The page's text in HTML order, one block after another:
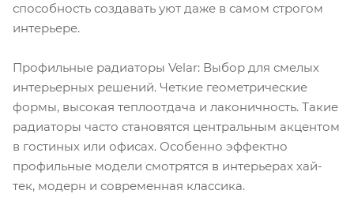
способность создавать уют даже в самом строгом
интерьере.
Профильные радиаторы Velar: Выбор для смелых
интерьерных решений. Четкие геометрические
формы, высокая теплоотдача и лаконичность. Такие
радиаторы часто становятся центральным акцентом
в гостиных или офисах. Особенно эффектно
профильные модели смотрятся в интерьерах хай-
тек, модерн и современная классика.